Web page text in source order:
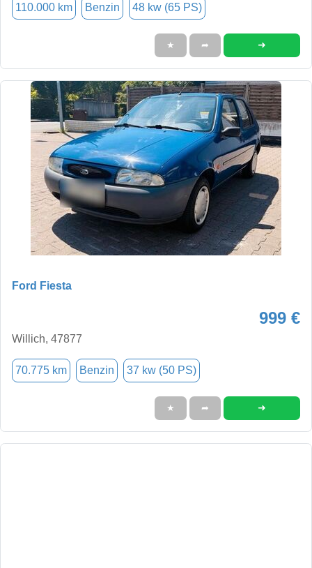
110.000 km Benzin 48 kw (65 PS)
★ ➦ ➜
Ford Fiesta
999 €
Willich, 47877
70.775 km Benzin 37 kw (50 PS)
★ ➦ ➜